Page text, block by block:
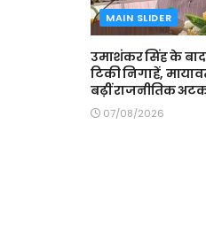
MAIN SLIDER
उमाशंकर सिंह के बाद
टिकी निगाहें,
बढ़ीं राजनीतिक
07/08/2026